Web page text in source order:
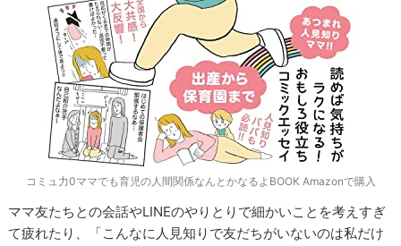
コミュ力0ママでも育児の人間関係なんとかなるよBOOK Amazonで購入
ママ友たちとの会話やLINEのやりとりで細かいことを考えすぎ
て疲れたり、「こんなに人見知りで友だちがいないのは私だけ